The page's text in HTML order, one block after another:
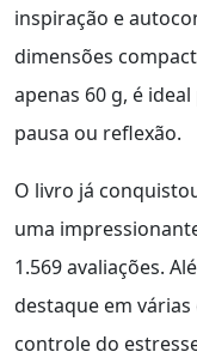
inspiração e
dimensões
apenas 60 g, é
pausa ou reflexão.
O livro já
uma
1.569 avaliações.
destaque em
controle do